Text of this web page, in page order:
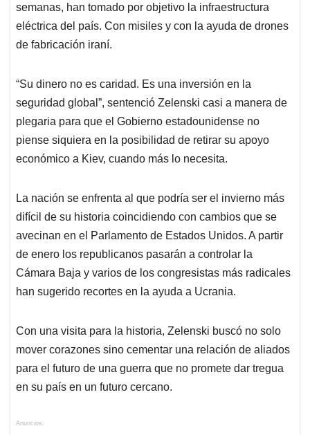
semanas, han tomado por objetivo la infraestructura
eléctrica del país. Con misiles y con la ayuda de drones
de fabricación iraní.
“Su dinero no es caridad. Es una inversión en la
seguridad global”, sentenció Zelenski casi a manera de
plegaria para que el Gobierno estadounidense no
piense siquiera en la posibilidad de retirar su apoyo
económico a Kiev, cuando más lo necesita.
La nación se enfrenta al que podría ser el invierno más
difícil de su historia coincidiendo con cambios que se
avecinan en el Parlamento de Estados Unidos. A partir
de enero los republicanos pasarán a controlar la
Cámara Baja y varios de los congresistas más radicales
han sugerido recortes en la ayuda a Ucrania.
Con una visita para la historia, Zelenski buscó no solo
mover corazones sino cementar una relación de aliados
para el futuro de una guerra que no promete dar tregua
en su país en un futuro cercano.
Anuncios.